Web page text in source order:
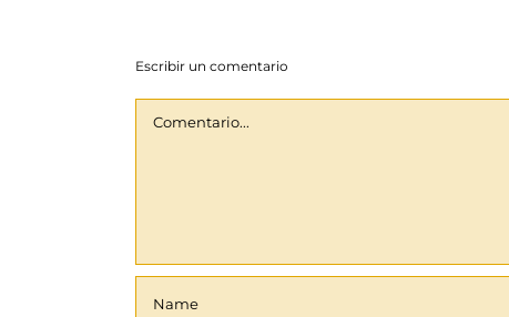
Escribir un comentario